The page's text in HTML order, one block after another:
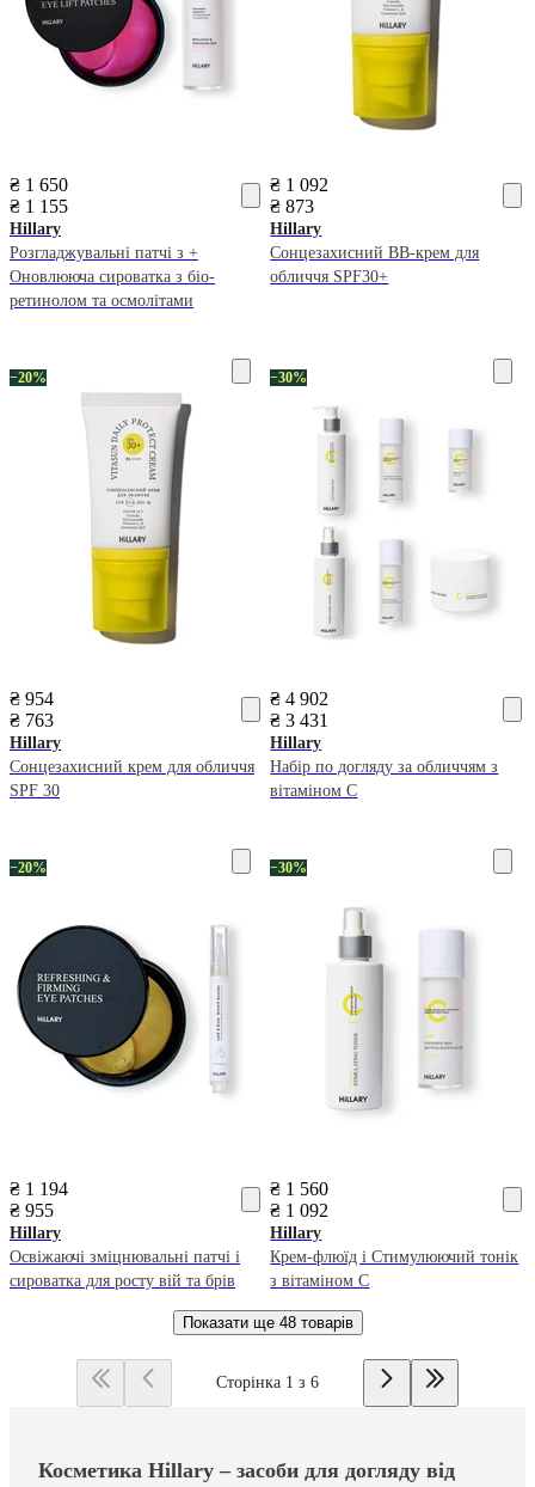
₴ 1 650
₴ 1 155
Hillary
Розгладжувальні патчі з +
Оновлююча сироватка з біо-
ретинолом та осмолітами
₴ 1 092
₴ 873
Hillary
Сонцезахисний BB-крем для
обличчя SPF30+
−20%
₴ 954
₴ 763
Hillary
Сонцезахисний крем для обличчя
SPF 30
−30%
₴ 4 902
₴ 3 431
Hillary
Набір по догляду за обличчям з
вітаміном С
−20%
₴ 1 194
₴ 955
Hillary
Освіжаючі зміцнювальні патчі і
сироватка для росту вій та брів
−30%
₴ 1 560
₴ 1 092
Hillary
Крем-флюїд і Стимулюючий тонік
з вітаміном С
Показати ще 48 товарів
Сторінка 1 з 6
Косметика Hillary – засоби для догляду від